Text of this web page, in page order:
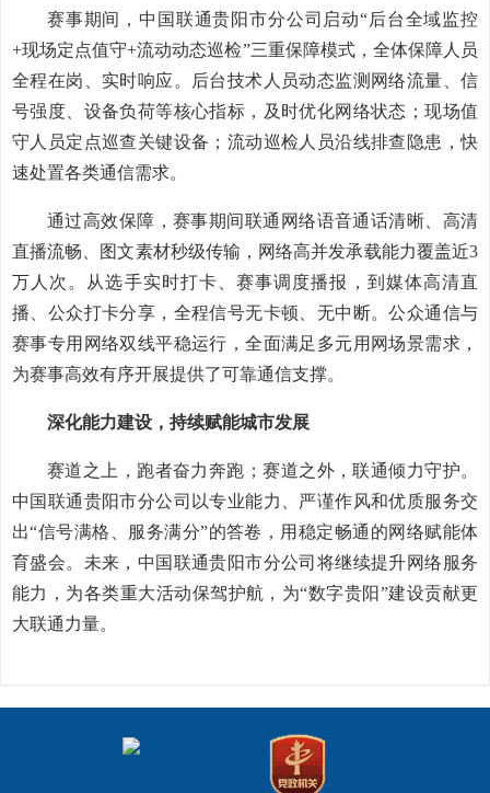
赛事期间，中国联通贵阳市分公司启动“后台全域监控
+现场定点值守+流动动态巡检”三重保障模式，全体保障人员
全程在岗、实时响应。后台技术人员动态监测网络流量、信
号强度、设备负荷等核心指标，及时优化网络状态；现场值
守人员定点巡查关键设备；流动巡检人员沿线排查隐患，快
速处置各类通信需求。
通过高效保障，赛事期间联通网络语音通话清晰、高清
直播流畅、图文素材秒级传输，网络高并发承载能力覆盖近3
万人次。从选手实时打卡、赛事调度播报，到媒体高清直
播、公众打卡分享，全程信号无卡顿、无中断。公众通信与
赛事专用网络双线平稳运行，全面满足多元用网场景需求，
为赛事高效有序开展提供了可靠通信支撑。
深化能力建设，持续赋能城市发展
赛道之上，跑者奋力奔跑；赛道之外，联通倾力守护。
中国联通贵阳市分公司以专业能力、严谨作风和优质服务交
出“信号满格、服务满分”的答卷，用稳定畅通的网络赋能体
育盛会。未来，中国联通贵阳市分公司将继续提升网络服务
能力，为各类重大活动保驾护航，为“数字贵阳”建设贡献更
大联通力量。